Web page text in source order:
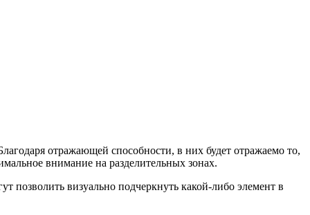
отражающей способности, в них будет отражаемо то,
внимание на разделительных зонах.
позволить визуально подчеркнуть какой-либо элемент в